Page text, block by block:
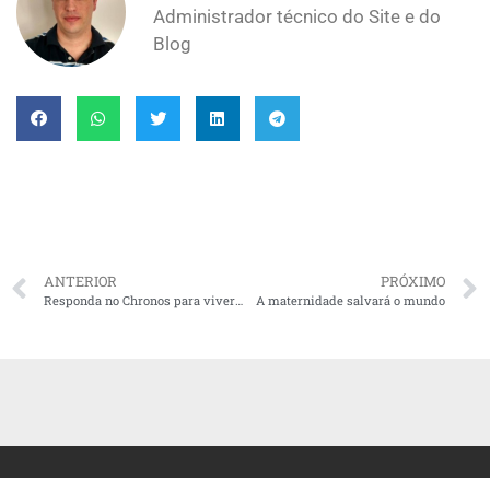
Administrador técnico do Site e do
Blog
ANTERIOR PRÓXIMO
A maternidade salvará o mundo